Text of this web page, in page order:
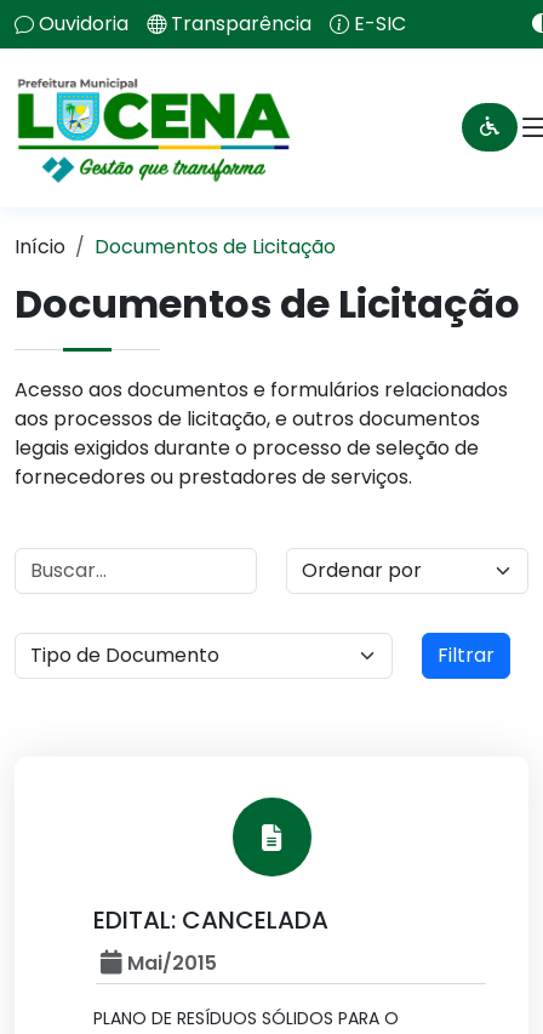
Ouvidoria Transparência E-SIC
Início Documentos de Licitação
Documentos de Licitação
Acesso aos documentos e formulários relacionados
aos processos de licitação, e outros documentos
legais exigidos durante o processo de seleção de
fornecedores ou prestadores de serviços.
Filtrar
EDITAL: CANCELADA
Mai/2015
PLANO DE RESÍDUOS SÓLIDOS PARA O